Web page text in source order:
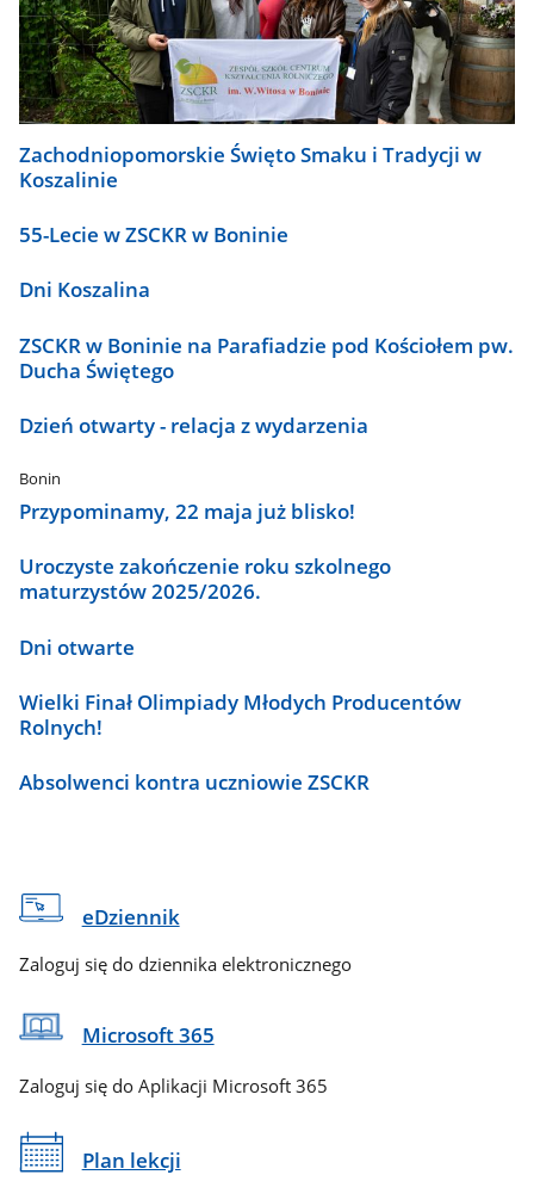
Zachodniopomorskie Święto Smaku i Tradycji w
Koszalinie
55-Lecie w ZSCKR w Boninie
Dni Koszalina
ZSCKR w Boninie na Parafiadzie pod Kościołem pw.
Ducha Świętego
Dzień otwarty - relacja z wydarzenia
Bonin
Przypominamy, 22 maja już blisko!
Uroczyste zakończenie roku szkolnego
maturzystów 2025/2026.
Dni otwarte
Wielki Finał Olimpiady Młodych Producentów
Rolnych!
Absolwenci kontra uczniowie ZSCKR
eDziennik
Zaloguj się do dziennika elektronicznego
Microsoft 365
Zaloguj się do Aplikacji Microsoft 365
Plan lekcji